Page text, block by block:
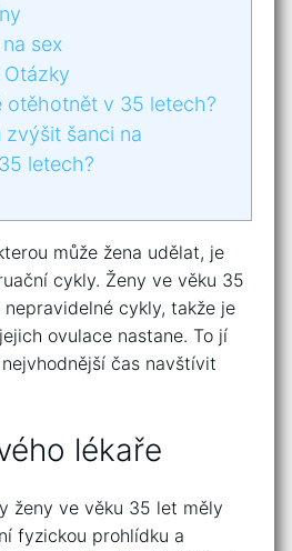
sex
Otázky
otěhotnět v 35 letech?
zvýšit šanci na
letech?
může žena udělat, je
cykly. Ženy ve věku 35
cykly, takže je
ovulace nastane. To jí
čas navštívit
lékaře
ženy ve věku 35 let měly
fyzickou prohlídku a